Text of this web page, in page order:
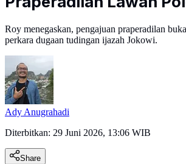
Roy menegaskan, pengajuan praperadilan
perkara dugaan tudingan ijazah Jokowi.
Ady Anugrahadi
Diterbitkan: 29 Juni 2026, 13:06 WIB
Share